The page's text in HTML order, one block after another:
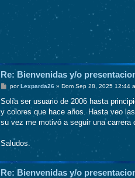
Re: Bienvenidas y/o
M
n
s
a
j
porLexparda26 » Dom Sep 28, 2025 12:44
Solía ser usuario de 2006 hasta
y colores que hace años. Hasta veo
su vez me motivó a seguir una carrera
Saludos.
Re: Bienvenidas y/o